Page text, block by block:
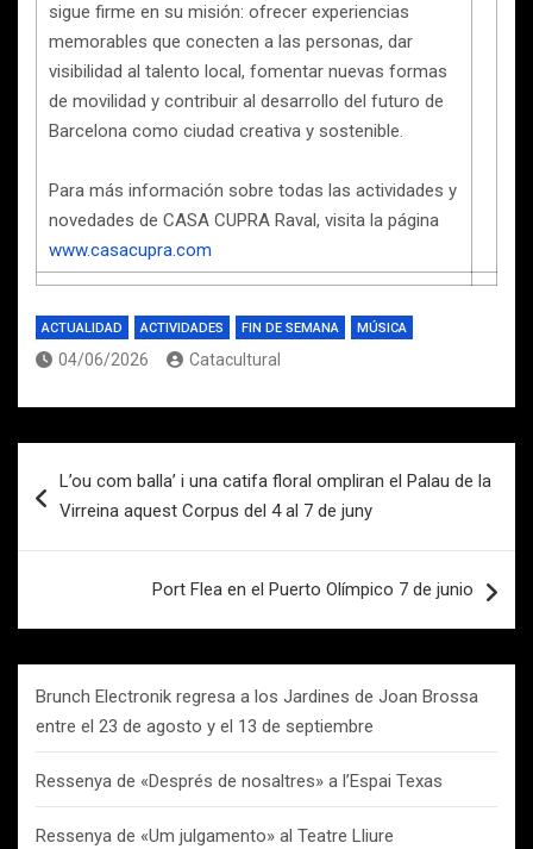
sigue firme en su misión: ofrecer experiencias
memorables que conecten a las personas, dar
visibilidad al talento local, fomentar nuevas formas
de movilidad y contribuir al desarrollo del futuro de
Barcelona como ciudad creativa y sostenible.
Para más información sobre todas las actividades y
novedades de CASA CUPRA Raval, visita la página
www.casacupra.com
ACTUALIDAD ACTIVIDADES FIN DE SEMANA MÚSICA
04/06/2026 Catacultural
de
L’ou com balla’ i una catifa floral ompliran el Palau de la
Virreina aquest Corpus del 4 al 7 de juny
Port Flea en el Puerto Olímpico 7 de junio
Brunch Electronik regresa a los Jardines de Joan Brossa
entre el 23 de agosto y el 13 de septiembre
Ressenya de «Després de nosaltres» a l’Espai Texas
Ressenya de «Um julgamento» al Teatre Lliure